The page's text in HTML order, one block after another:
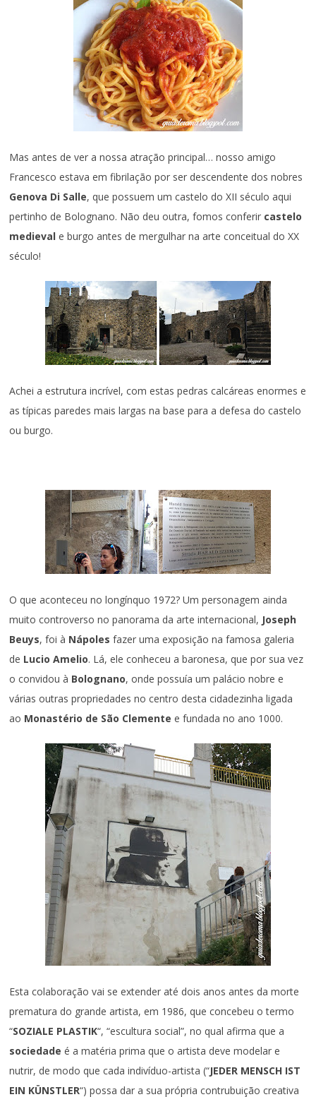
Mas antes de ver a nossa atração principal… nosso amigo
Francesco estava em fibrilação por ser descendente dos nobres
Genova Di Salle, que possuem um castelo do XII século aqui
pertinho de Bolognano. Não deu outra, fomos conferir castelo
medievale burgo antes de mergulhar na arte conceitual do XX
século!
Achei a estrutura incrível, com estas pedras calcáreas enormes e
as típicas paredes mais largas na base para a defesa do castelo
ou burgo.
O que aconteceu no longínquo 1972? Um personagem ainda
muito controverso no panorama da arte internacional, Joseph
Beuys, foi à Nápolesfazer uma exposição na famosa galeria
de Lucio Amelio. Lá, ele conheceu a baronesa, que por sua vez
o convidou à Bolognano, onde possuía um palácio nobre e
várias outras propriedades no centro desta cidadezinha ligada
ao Monastério de São Clemente e fundada no ano 1000.
Esta colaboração vai se extender até dois anos antes da morte
prematura do grande artista, em 1986, que concebeu o termo
“SOZIALE PLASTIK“, “escultura social”, no qual afirma que a
sociedade é a matéria prima que o artista deve modelar e
nutrir, de modo que cada indivíduo-artista (“JEDER MENSCH IST
EIN KÜNSTLER“) possa dar a sua própria contrubuição creativa